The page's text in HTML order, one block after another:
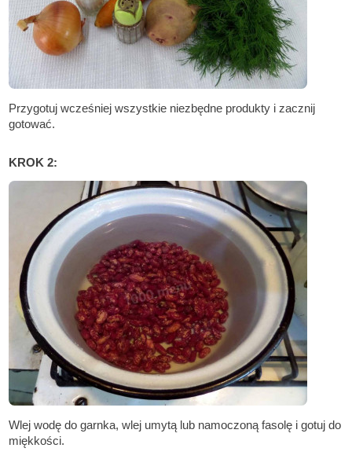
Przygotuj wcześniej wszystkie niezbędne produkty i zacznij
gotować.
KROK 2:
Wlej wodę do garnka, wlej umytą lub namoczoną fasolę i gotuj do
miękkości.